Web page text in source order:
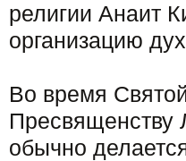
религии Анаит
организацию
Во время
Пресвященству
обычно